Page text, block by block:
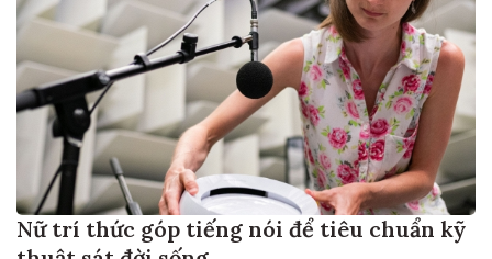
Nữ trí thức góp tiếng nói để tiêu chuẩn kỹ